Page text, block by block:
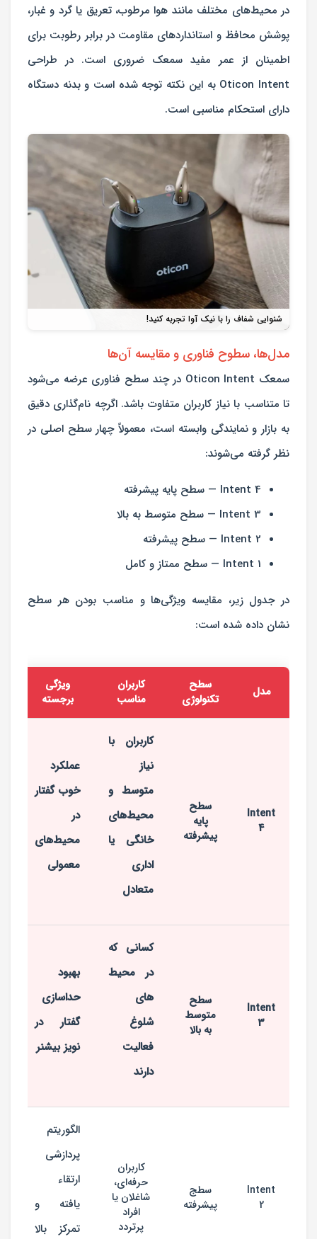
در محیط‌های مختلف مانند هوا مرطوب، تعریق یا گرد و غبار،
پوشش محافظ و استانداردهای مقاومت در برابر رطوبت برای
اطمینان از عمر مفید سمعک ضروری است. در طراحی
Oticon Intent به این نکته توجه شده است و بدنه دستگاه
دارای استحکام مناسبی است.
شنوایی شفاف را با نیک آوا تجربه کنید!
مدل‌ها، سطوح فناوری و مقایسه آن‌ها
سمعک Oticon Intent در چند سطح فناوری عرضه می‌شود
تا متناسب با نیاز کاربران متفاوت باشد. اگرچه نام‌گذاری دقیق
به بازار و نمایندگی وابسته است، معمولاً چهار سطح اصلی در
نظر گرفته می‌شوند:
Intent 4 — سطح پایه پیشرفته
Intent 3 — سطح متوسط به بالا
Intent 2 — سطح پیشرفته
Intent 1 — سطح ممتاز و کامل
در جدول زیر، مقایسه ویژگی‌ها و مناسب بودن هر سطح
نشان داده شده است:
مدل
سطح
تکنولوژی
کاربران
مناسب
ویژگی
برجسته
Intent
4
سطح
پایه
پیشرفته
کاربران با
نیاز
متوسط و
محیط‌های
خانگی یا
اداری
متعادل
عملکرد
خوب گفتار
در
محیط‌های
معمولی
Intent
3
سطح
متوسط
به بالا
کسانی که
در محیط
های
شلوغ
فعالیت
دارند
بهبود
حداسازی
گفتار در
نویز بیشنر
Intent
2
سطج
پیشرفته
کاربران
حرفه‌ای،
شاغلان یا
افراد
پرتردد
الگوریتم
پردازشی
ارتقاء
یافته و
تمرکز بالا